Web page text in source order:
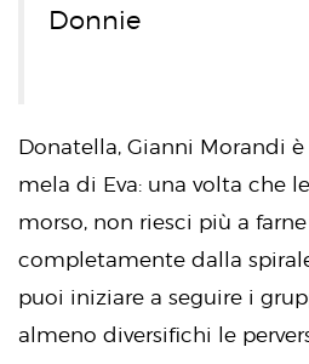
Donnie
Donatella, Gianni Morandi
mela di Eva: una volta che
morso, non riesci più a
completamente dalla
puoi iniziare a seguire i
almeno diversifichi le